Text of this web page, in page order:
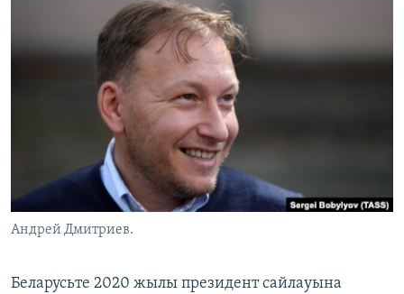
АРНАЙЫ ЖОБАЛАР
Басқа тілдерде
Андрей Дмитриев.
Беларусьте 2020 жылы президент сайлауына